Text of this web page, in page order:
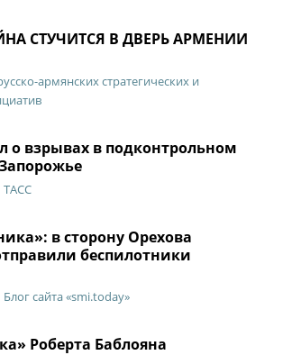
СТУЧИТСЯ В ДВЕРЬ АРМЕНИИ
армянских стратегических и
о взрывах в подконтрольном
ТАСС
в сторону Орехова
беспилотники
Блог сайта «smi.today»
Роберта Баблояна